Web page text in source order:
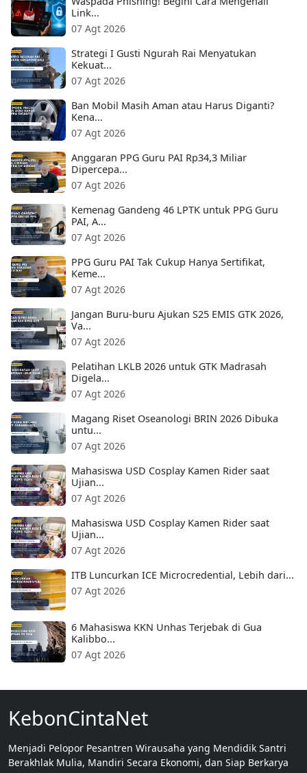
Link...
07 Agt 2026
Strategi I Gusti Ngurah Rai Menyatukan
Kekuat...
07 Agt 2026
Ban Mobil Masih Aman atau Harus Diganti?
Kena...
07 Agt 2026
Anggaran PPG Guru PAI Rp34,3 Miliar
Dipercepa...
07 Agt 2026
Kemenag Gandeng 46 LPTK untuk PPG Guru
PAI, A...
07 Agt 2026
PPG Guru PAI Tak Cukup Hanya Sertifikat,
Keme...
07 Agt 2026
Jangan Buru-buru Ajukan S25 EMIS GTK 2026,
Va...
07 Agt 2026
Pelatihan LKLB 2026 untuk GTK Madrasah
Digela...
07 Agt 2026
Magang Riset Oseanologi BRIN 2026 Dibuka
untu...
07 Agt 2026
Mahasiswa USD Cosplay Kamen Rider saat
Ujian...
07 Agt 2026
Mahasiswa USD Cosplay Kamen Rider saat
Ujian...
07 Agt 2026
ITB Luncurkan ICE Microcredential, Lebih dari...
07 Agt 2026
6 Mahasiswa KKN Unhas Terjebak di Gua
Kalibbo...
07 Agt 2026
KebonCintaNet
Menjadi Pelopor Pesantren Wirausaha yang Mendidik Santri
Berakhlak Mulia, Mandiri Secara Ekonomi, dan Siap Berkarya